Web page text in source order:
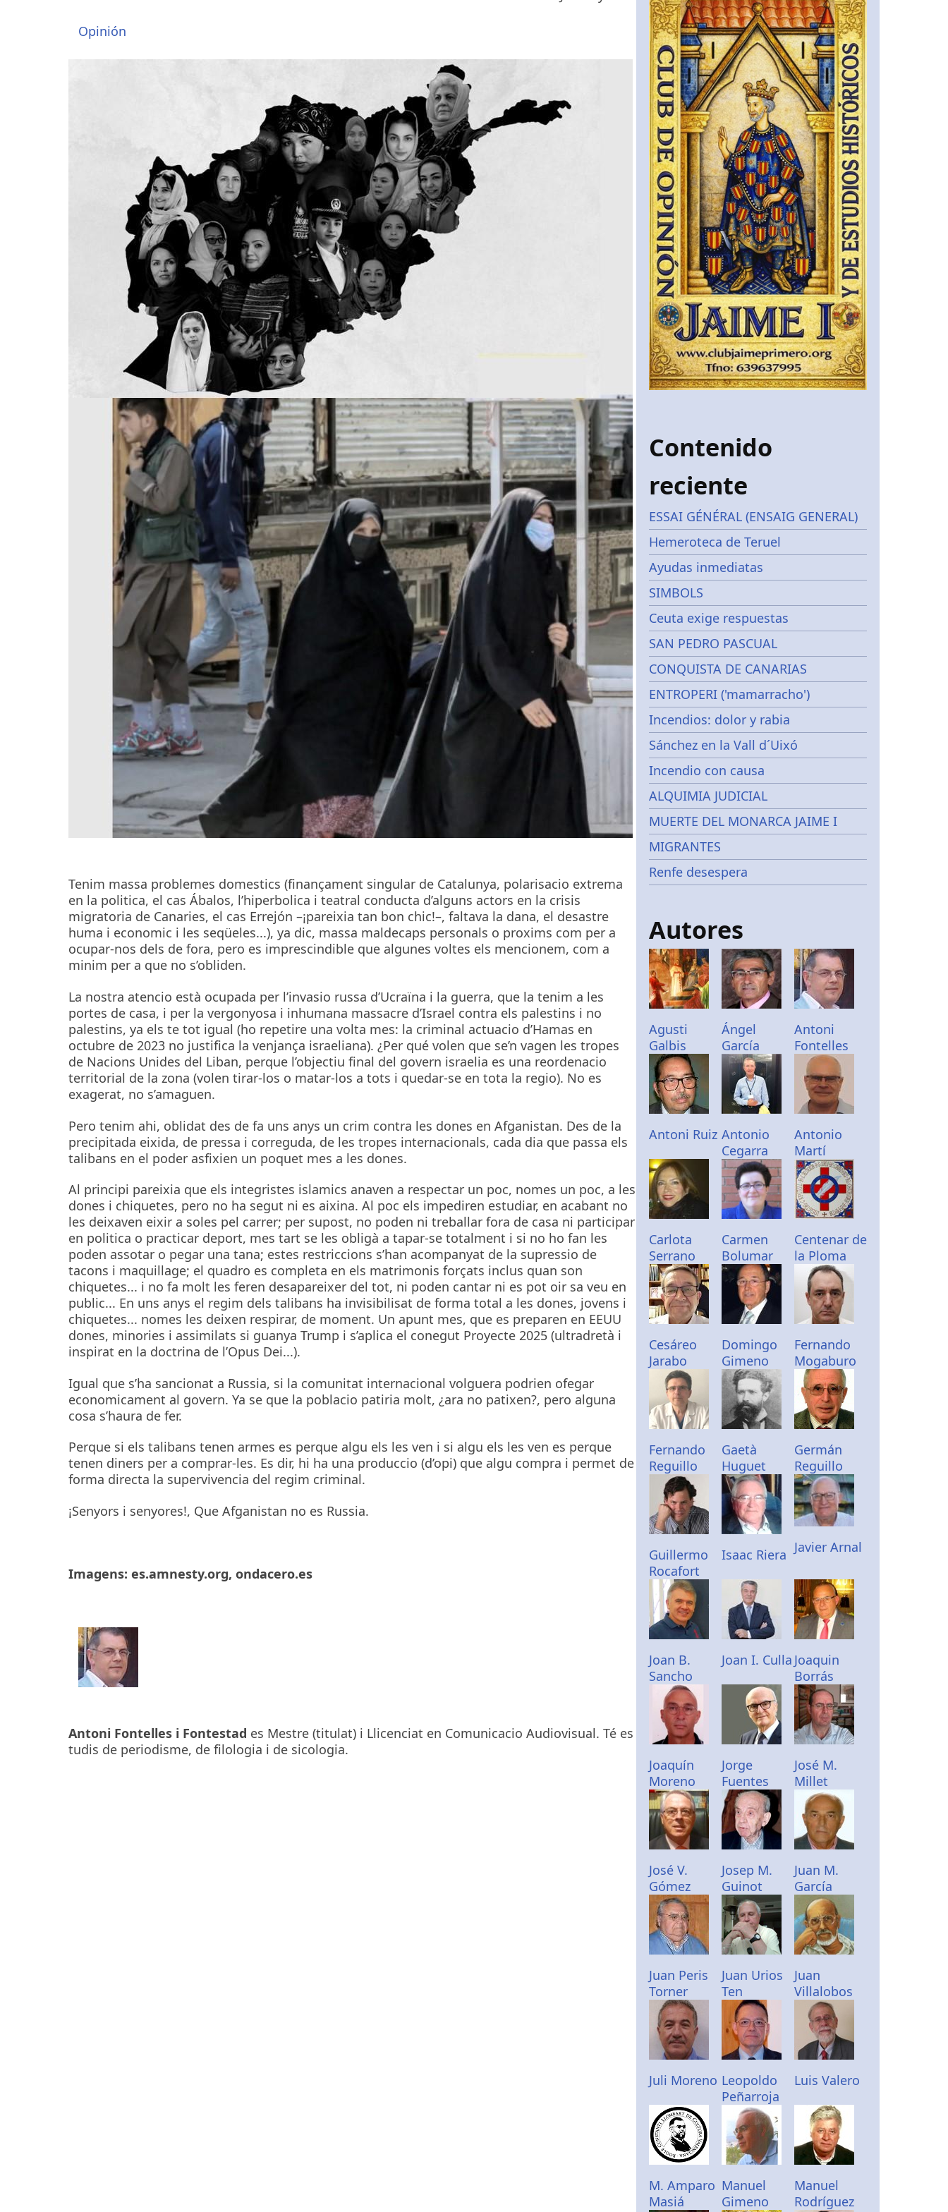
Opinión
Tenim massa problemes domestics (finançament singular de Catalunya, polarisacio extrema
en la politica, el cas Ábalos, l’hiperbolica i teatral conducta d’alguns actors en la crisis
migratoria de Canaries, el cas Errejón –¡pareixia tan bon chic!–, faltava la dana, el desastre
huma i economic i les seqüeles...), ya dic, massa maldecaps personals o proxims com per a
ocupar-nos dels de fora, pero es imprescindible que algunes voltes els mencionem, com a
minim per a que no s’obliden.
La nostra atencio està ocupada per l’invasio russa d’Ucraïna i la guerra, que la tenim a les
portes de casa, i per la vergonyosa i inhumana massacre d’Israel contra els palestins i no
palestins, ya els te tot igual (ho repetire una volta mes: la criminal actuacio d’Hamas en
octubre de 2023 no justifica la venjança israeliana). ¿Per qué volen que se’n vagen les tropes
de Nacions Unides del Liban, perque l’objectiu final del govern israelia es una reordenacio
territorial de la zona (volen tirar-los o matar-los a tots i quedar-se en tota la regio). No es
exagerat, no s’amaguen.
Pero tenim ahi, oblidat des de fa uns anys un crim contra les dones en Afganistan. Des de la
precipitada eixida, de pressa i correguda, de les tropes internacionals, cada dia que passa els
talibans en el poder asfixien un poquet mes a les dones.
Al principi pareixia que els integristes islamics anaven a respectar un poc, nomes un poc, a les
dones i chiquetes, pero no ha segut ni es aixina. Al poc els impediren estudiar, en acabant no
les deixaven eixir a soles pel carrer; per supost, no poden ni treballar fora de casa ni participar
en politica o practicar deport, mes tart se les obligà a tapar-se totalment i si no ho fan les
poden assotar o pegar una tana; estes restriccions s’han acompanyat de la supressio de
tacons i maquillage; el quadro es completa en els matrimonis forçats inclus quan son
chiquetes... i no fa molt les feren desapareixer del tot, ni poden cantar ni es pot oir sa veu en
public... En uns anys el regim dels talibans ha invisibilisat de forma total a les dones, jovens i
chiquetes... nomes les deixen respirar, de moment. Un apunt mes, que es preparen en EEUU
dones, minories i assimilats si guanya Trump i s’aplica el conegut Proyecte 2025 (ultradretà i
inspirat en la doctrina de l’Opus Dei...).
Igual que s’ha sancionat a Russia, si la comunitat internacional volguera podrien ofegar
economicament al govern. Ya se que la poblacio patiria molt, ¿ara no patixen?, pero alguna
cosa s’haura de fer.
Perque si els talibans tenen armes es perque algu els les ven i si algu els les ven es perque
tenen diners per a comprar-les. Es dir, hi ha una produccio (d’opi) que algu compra i permet de
forma directa la supervivencia del regim criminal.
¡Senyors i senyores!, Que Afganistan no es Russia.
Imagens: es.amnesty.org, ondacero.es
Antoni Fontelles i Fontestad es Mestre (titulat) i Llicenciat en Comunicacio Audiovisual. Té es
tudis de periodisme, de filologia i de sicologia.
Contenido
reciente
ESSAI GÉNÉRAL (ENSAIG GENERAL)
Hemeroteca de Teruel
Ayudas inmediatas
SIMBOLS
Ceuta exige respuestas
SAN PEDRO PASCUAL
CONQUISTA DE CANARIAS
ENTROPERI ('mamarracho')
Incendios: dolor y rabia
Sánchez en la Vall d´Uixó
Incendio con causa
ALQUIMIA JUDICIAL
MUERTE DEL MONARCA JAIME I
MIGRANTES
Renfe desespera
Autores
Agusti
Galbis
Ángel
García
Antoni
Fontelles
Antoni Ruiz Antonio
Cegarra
Antonio
Martí
Carlota
Serrano
Carmen
Bolumar
Centenar de
la Ploma
Cesáreo
Jarabo
Domingo
Gimeno
Fernando
Mogaburo
Fernando
Reguillo
Gaetà
Huguet
Germán
Reguillo
Guillermo
Rocafort
Isaac Riera Javier Arnal
Joan B.
Sancho
Joan I. Culla Joaquin
Borrás
Joaquín
Moreno
Jorge
Fuentes
José M.
Millet
José V.
Gómez
Josep M.
Guinot
Juan M.
García
Juan Peris
Torner
Juan Urios
Ten
Juan
Villalobos
Juli Moreno Leopoldo
Peñarroja
Luis Valero
M. Amparo
Masiá
Manuel
Gimeno
Manuel
Rodríguez